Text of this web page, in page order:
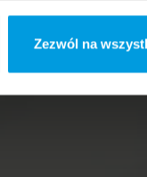
Zezwól na